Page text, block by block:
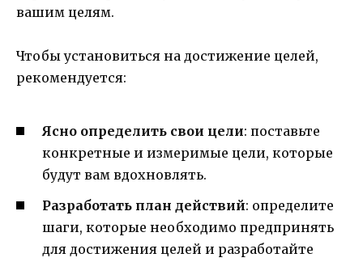
вашим целям.
Чтобы установиться на достижение целей,
рекомендуется:
Ясно определить свои цели: поставьте
конкретные и измеримые цели, которые
будут вам вдохновлять.
Разработать план действий: определите
шаги, которые необходимо предпринять
для достижения целей и разработайте